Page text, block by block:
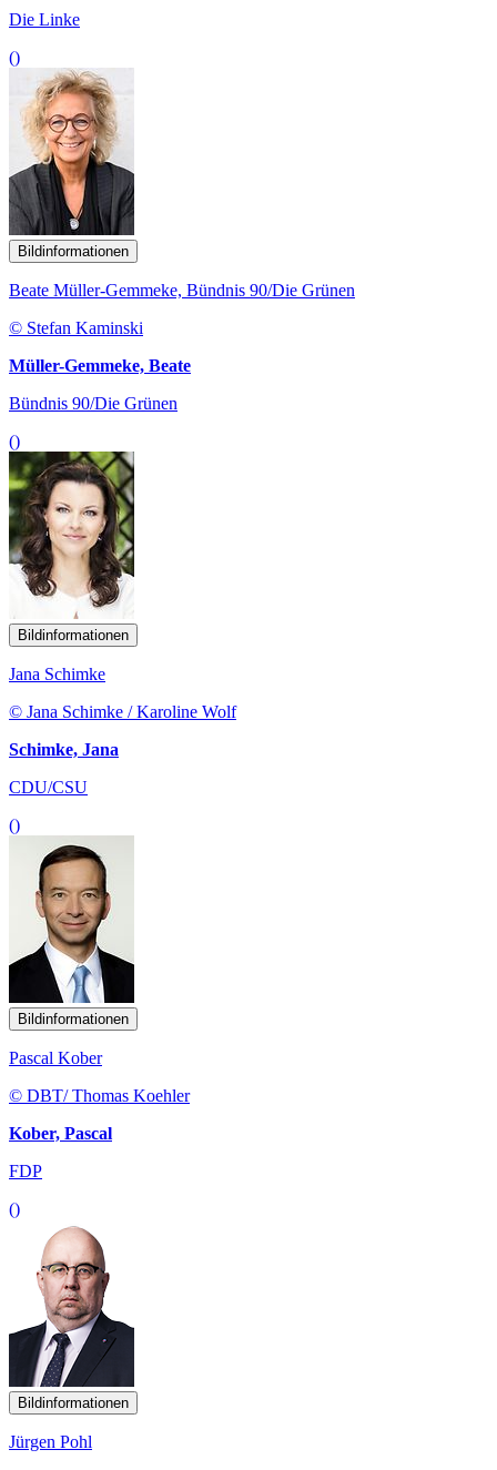
Die Linke
()
Bildinformationen
Beate Müller-Gemmeke, Bündnis 90/Die Grünen
© Stefan Kaminski
Müller-Gemmeke, Beate
Bündnis 90/Die Grünen
()
Bildinformationen
Jana Schimke
© Jana Schimke / Karoline Wolf
Schimke, Jana
CDU/CSU
()
Bildinformationen
Pascal Kober
© DBT/ Thomas Koehler
Kober, Pascal
FDP
()
Bildinformationen
Jürgen Pohl